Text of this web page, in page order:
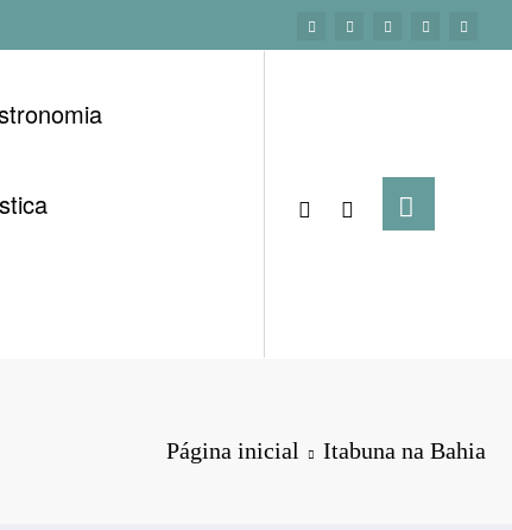
Página inicial Itabuna na Bahia